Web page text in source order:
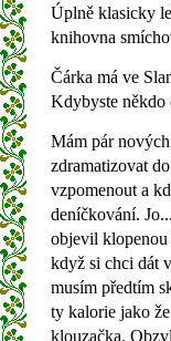
Úplně klasicky
knihovna
Čárka má ve
Kdybyste někdo
Mám pár
zdramatizovat
vzpomenout a
deníčkování.
objevil
když si chci dát
musím předtím
ty kalorie jako
klouzačka.